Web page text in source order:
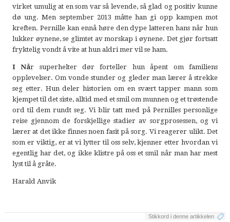
virket umulig at en som var så levende, så glad og positiv kunne
dø ung. Men september 2013 måtte han gi opp kampen mot
kreften. Pernille kan ennå høre den dype latteren hans når hun
lukker øynene, se glimtet av morskap i øynene. Det gjør fortsatt
fryktelig vondt å vite at hun aldri mer vil se ham.
INår superhelter dør forteller hun åpent om familiens
opplevelser. Om vonde stunder og gleder man lærer å strekke
seg etter. Hun deler historien om en svært tapper mann som
kjempet til det siste, alltid med et smil om munnen og et trøstende
ord til dem rundt seg. Vi blir tatt med på Pernilles personlige
reise gjennom de forskjellige stadier av sorgprosessen, og vi
lærer at det ikke finnes noen fasit på sorg. Vi reagerer ulikt. Det
som er viktig, er at vi lytter til oss selv, kjenner etter hvordan vi
egentlig har det, og ikke klistre på oss et smil når man har mest
lyst til å gråte.
Harald Anvik
Stikkord i denne artikkelen